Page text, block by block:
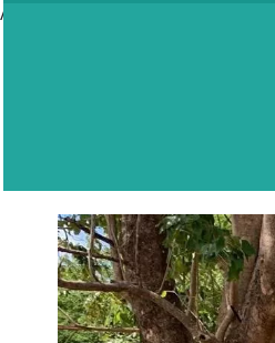
//accordeon